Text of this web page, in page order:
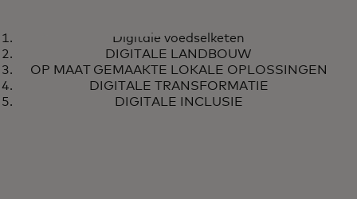
Afrikaanse boeren kunnen
onderhandelen over eerlijke
prijzen en veilige digitale
betalingen ontvangen
Meer informatie
Digitale voedselketen
DIGITALE LANDBOUW
OP MAAT GEMAAKTE LOKALE OPLOSSINGEN
DIGITALE TRANSFORMATIE
DIGITALE INCLUSIE